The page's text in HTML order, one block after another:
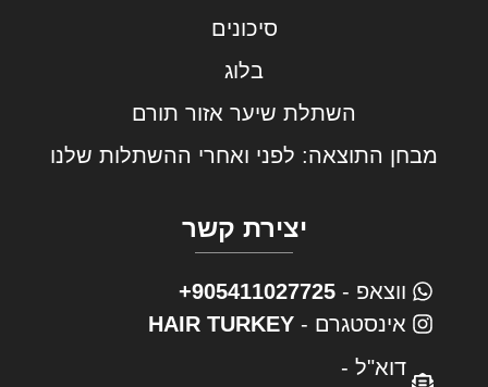
סיכונים
בלוג
השתלת שיער אזור תורם
מבחן התוצאה: לפני ואחרי ההשתלות שלנו
יצירת קשר
ווצאפ - 905411027725+
אינסטגרם - HAIR TURKEY
דוא"ל -